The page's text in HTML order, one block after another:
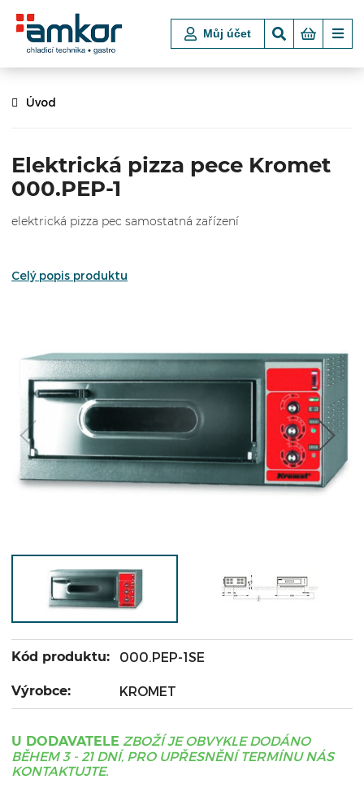
Můj účet
Úvod
Elektrická pizza pece Kromet
000.PEP-1
elektrická pizza pec samostatná zařízení
Celý popis produktu
Kód produktu: 000.PEP-1SE
Výrobce: KROMET
U DODAVATELE ZBOŽÍ JE OBVYKLE DODÁNO
BĚHEM 3 - 21 DNÍ, PRO UPŘESNĚNÍ TERMÍNU NÁS
KONTAKTUJTE.